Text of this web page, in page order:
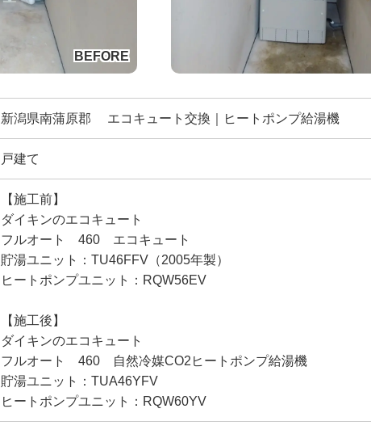
新潟県南蒲原郡 エコキュート交換｜ヒートポンプ給湯機
戸建て
【施工前】
ダイキンのエコキュート
フルオート 460 エコキュート
貯湯ユニット：TU46FFV（2005年製）
ヒートポンプユニット：RQW56EV
【施工後】
ダイキンのエコキュート
フルオート 460 自然冷媒CO2ヒートポンプ給湯機
貯湯ユニット：TUA46YFV
ヒートポンプユニット：RQW60YV